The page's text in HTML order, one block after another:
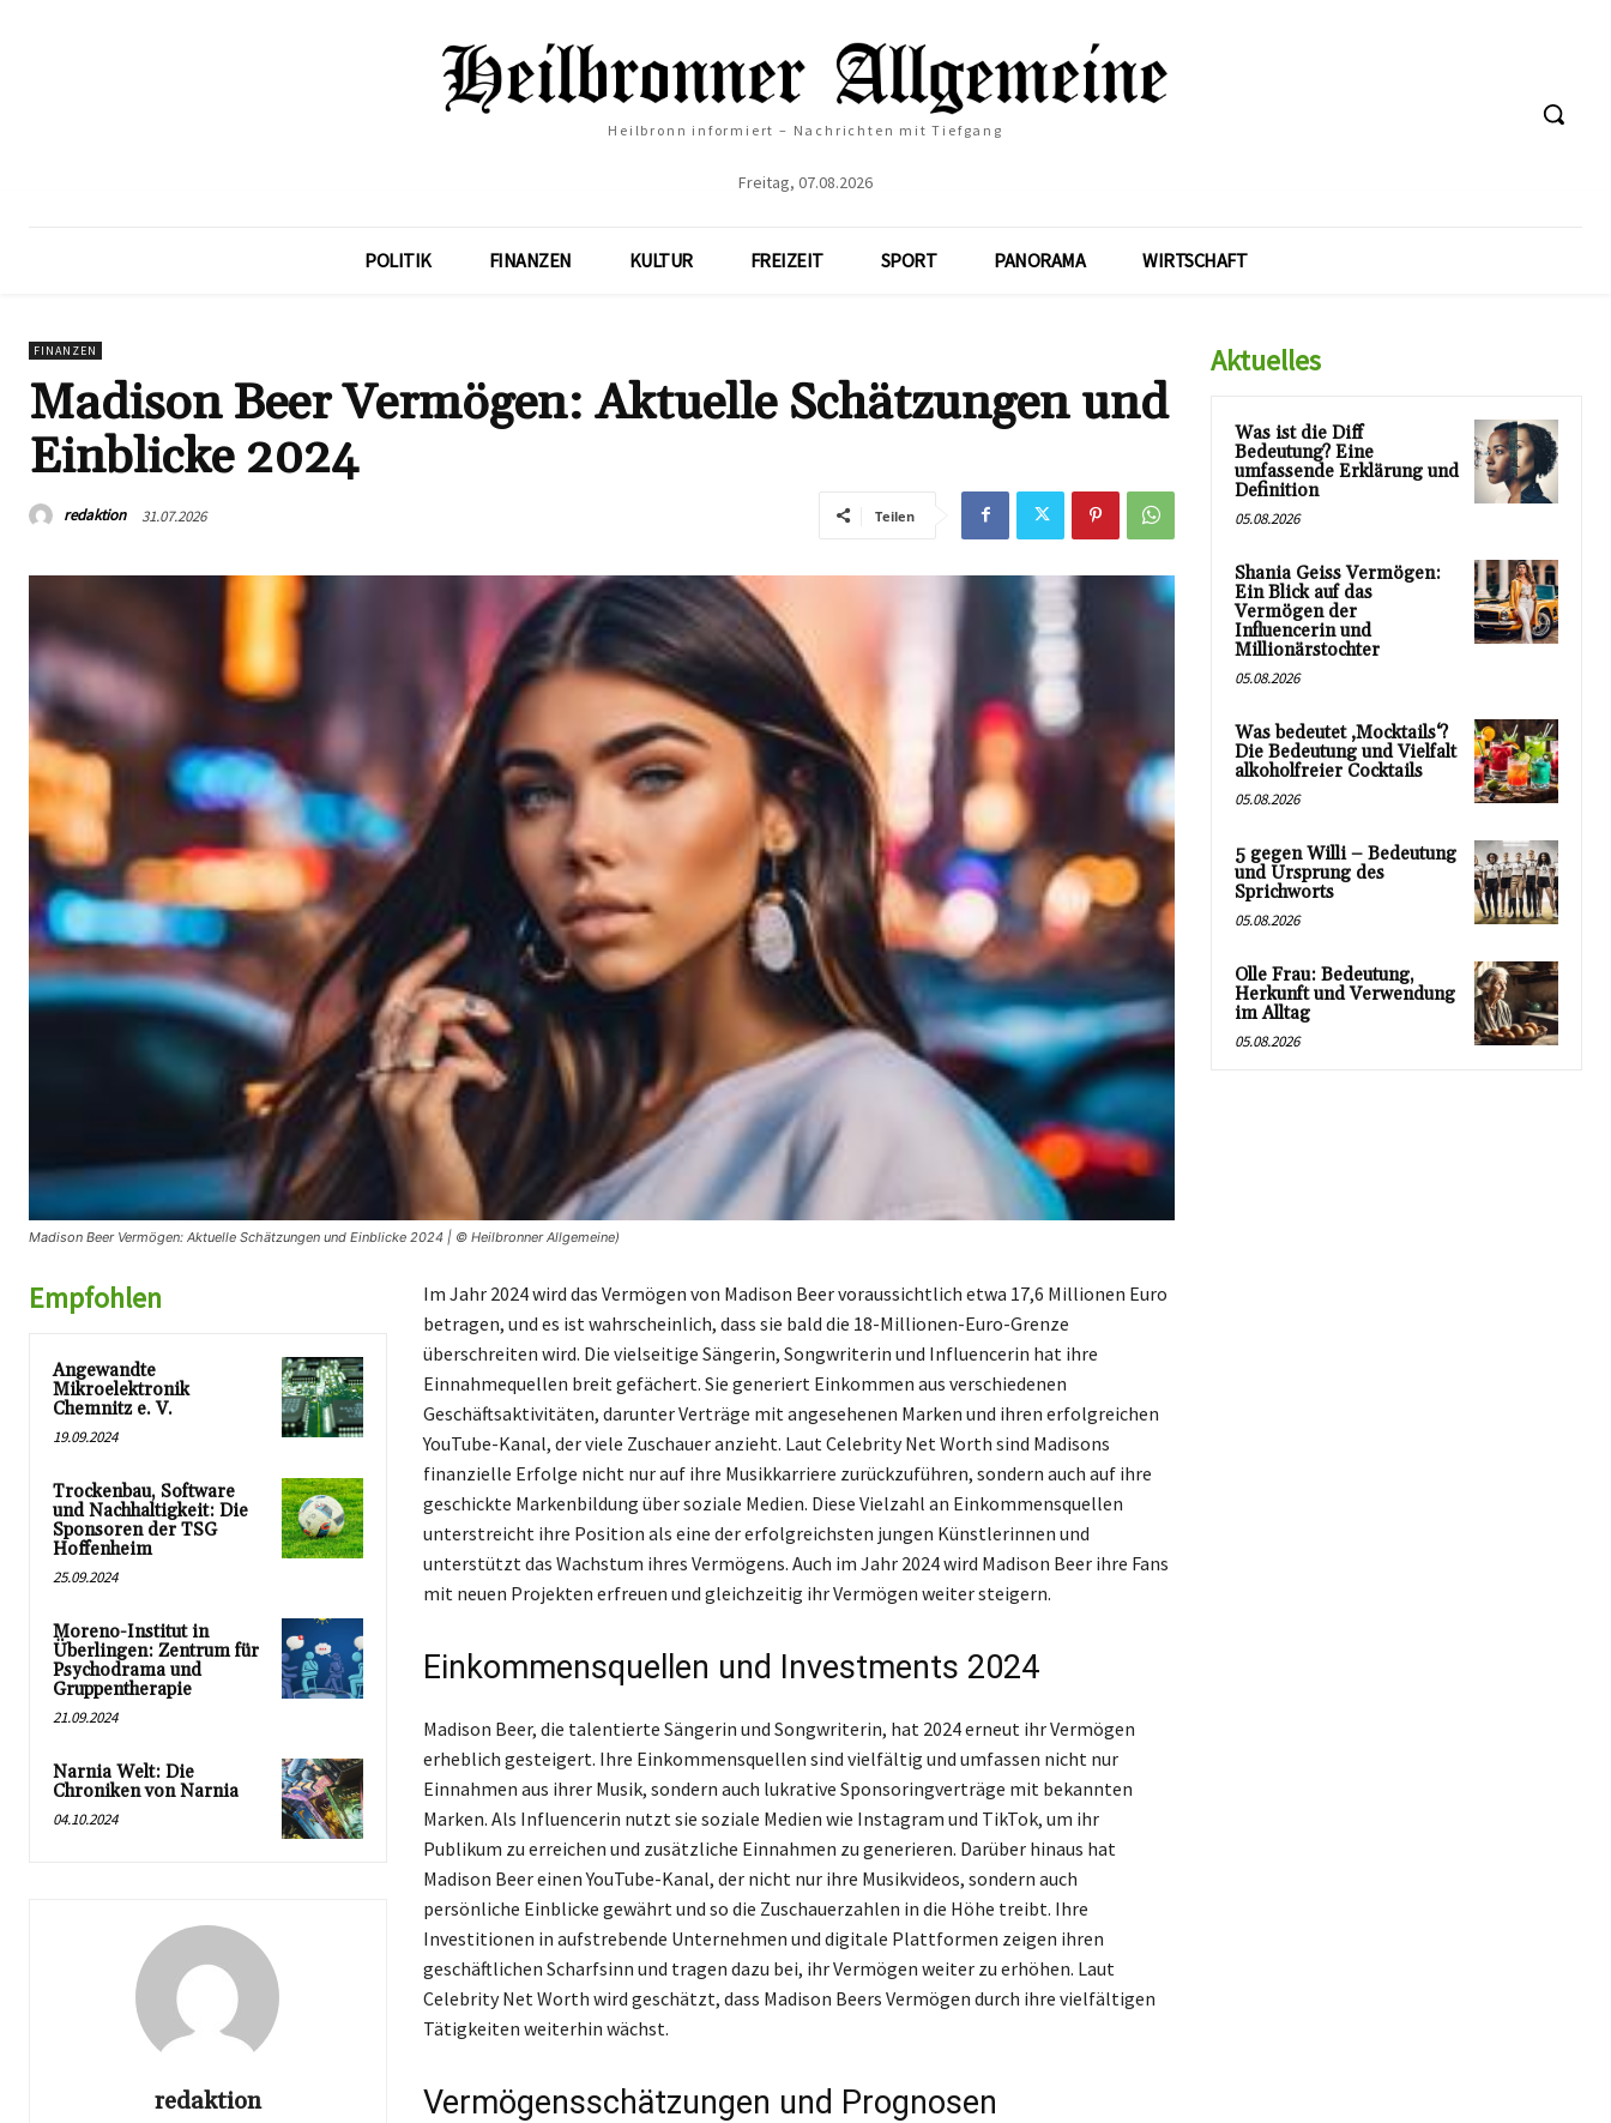
Heilbronn informiert – Nachrichten mit Tiefgang
Freitag, 07.08.2026
POLITIK FINANZEN KULTUR FREIZEIT SPORT PANORAMA WIRTSCHAFT
FINANZEN
Madison Beer Vermögen: Aktuelle Schätzungen und
Einblicke 2024
redaktion 31.07.2026 Teilen
Madison Beer Vermögen: Aktuelle Schätzungen und Einblicke 2024 | © Heilbronner Allgemeine)
Empfohlen
Angewandte
Mikroelektronik
Chemnitz e. V.
19.09.2024
Trockenbau, Software
und Nachhaltigkeit: Die
Sponsoren der TSG
Hoffenheim
25.09.2024
Moreno-Institut in
Überlingen: Zentrum für
Psychodrama und
Gruppentherapie
21.09.2024
Narnia Welt: Die
Chroniken von Narnia
04.10.2024
redaktion
Im Jahr 2024 wird das Vermögen von Madison Beer voraussichtlich etwa 17,6 Millionen Euro
betragen, und es ist wahrscheinlich, dass sie bald die 18-Millionen-Euro-Grenze
überschreiten wird. Die vielseitige Sängerin, Songwriterin und Influencerin hat ihre
Einnahmequellen breit gefächert. Sie generiert Einkommen aus verschiedenen
Geschäftsaktivitäten, darunter Verträge mit angesehenen Marken und ihren erfolgreichen
YouTube-Kanal, der viele Zuschauer anzieht. Laut Celebrity Net Worth sind Madisons
finanzielle Erfolge nicht nur auf ihre Musikkarriere zurückzuführen, sondern auch auf ihre
geschickte Markenbildung über soziale Medien. Diese Vielzahl an Einkommensquellen
unterstreicht ihre Position als eine der erfolgreichsten jungen Künstlerinnen und
unterstützt das Wachstum ihres Vermögens. Auch im Jahr 2024 wird Madison Beer ihre Fans
mit neuen Projekten erfreuen und gleichzeitig ihr Vermögen weiter steigern.
Einkommensquellen und Investments 2024
Madison Beer, die talentierte Sängerin und Songwriterin, hat 2024 erneut ihr Vermögen
erheblich gesteigert. Ihre Einkommensquellen sind vielfältig und umfassen nicht nur
Einnahmen aus ihrer Musik, sondern auch lukrative Sponsoringverträge mit bekannten
Marken. Als Influencerin nutzt sie soziale Medien wie Instagram und TikTok, um ihr
Publikum zu erreichen und zusätzliche Einnahmen zu generieren. Darüber hinaus hat
Madison Beer einen YouTube-Kanal, der nicht nur ihre Musikvideos, sondern auch
persönliche Einblicke gewährt und so die Zuschauerzahlen in die Höhe treibt. Ihre
Investitionen in aufstrebende Unternehmen und digitale Plattformen zeigen ihren
geschäftlichen Scharfsinn und tragen dazu bei, ihr Vermögen weiter zu erhöhen. Laut
Celebrity Net Worth wird geschätzt, dass Madison Beers Vermögen durch ihre vielfältigen
Tätigkeiten weiterhin wächst.
Vermögensschätzungen und Prognosen
Aktuelles
Was ist die Diff
Bedeutung? Eine
umfassende Erklärung und
Definition
05.08.2026
Shania Geiss Vermögen:
Ein Blick auf das
Vermögen der
Influencerin und
Millionärstochter
05.08.2026
Was bedeutet ‚Mocktails‘?
Die Bedeutung und Vielfalt
alkoholfreier Cocktails
05.08.2026
5 gegen Willi – Bedeutung
und Ursprung des
Sprichworts
05.08.2026
Olle Frau: Bedeutung,
Herkunft und Verwendung
im Alltag
05.08.2026